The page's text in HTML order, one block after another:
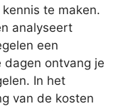
te maken.
analyseert
een
dagen ontvang je
In het
van de kosten